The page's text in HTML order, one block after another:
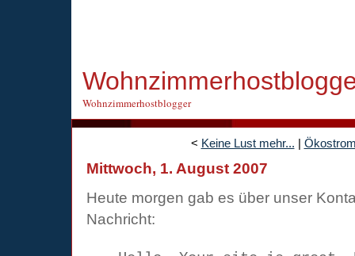
Wohnzimmerhostblogger
< Keine Lust mehr... |
Mittwoch, 1. August 2007
Heute morgen gab es über unser
Nachricht: